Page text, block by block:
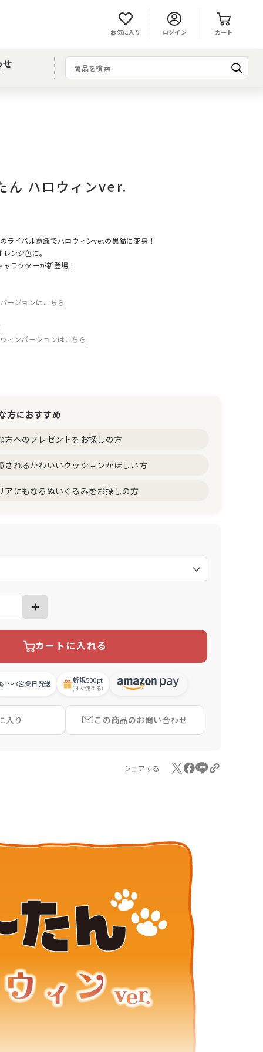
ログイン
お気に入り カート
ん ハロウィンver.
ライバル意識でハロウィンver.の黒猫に変身！
ンジ色に。
ラクターが新登場！
ージョンはこちら
ィンバージョンはこちら
方におすすめ
方へのプレゼントをお探しの方
されるかわいいクッションがほしい方
アにもなるぬいぐるみをお探しの方
カートに入れる
1〜3営業日発送 新規500pt
(すぐ使える)
入り この商品のお問い合わせ
シェアする